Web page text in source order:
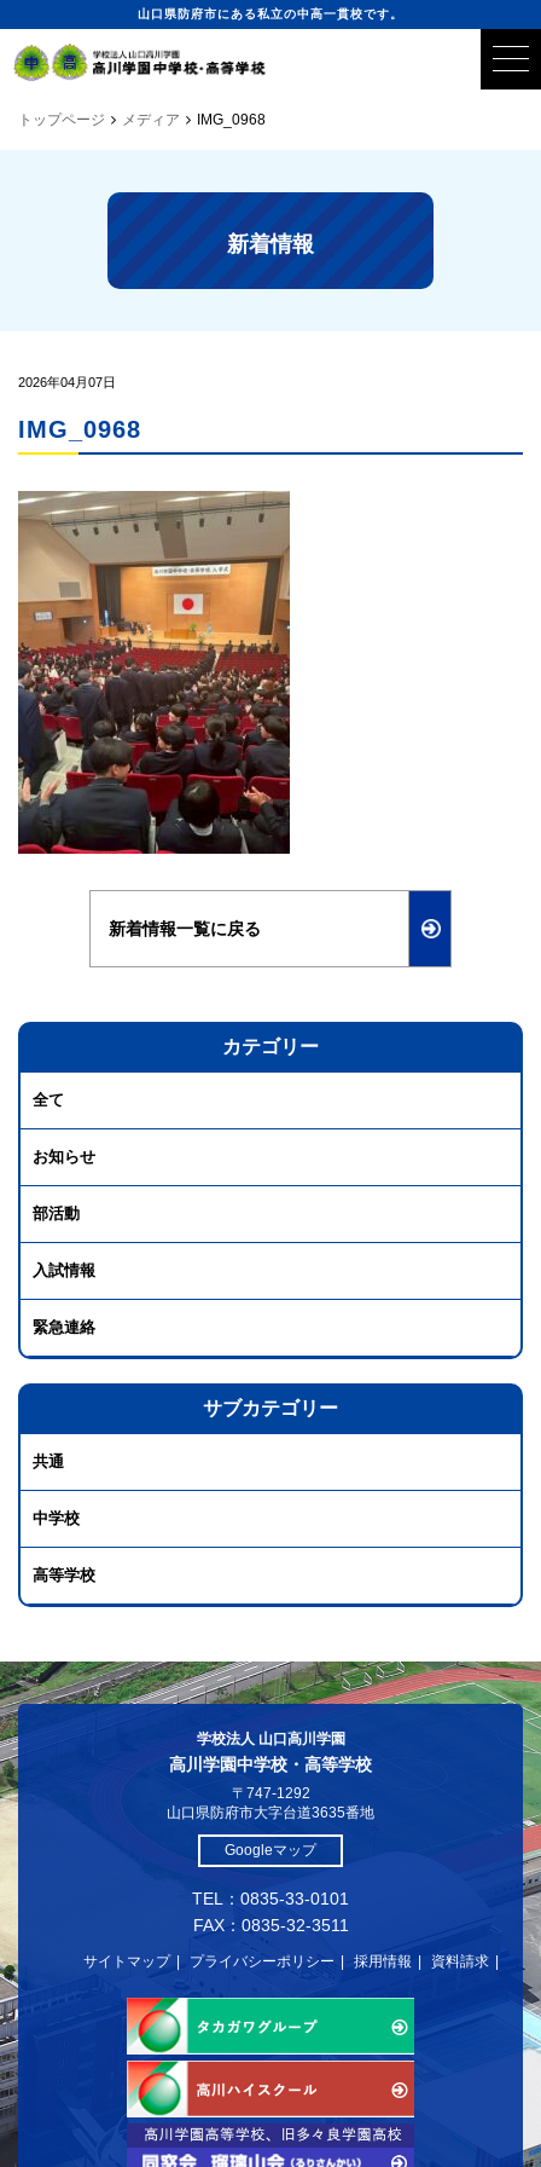
山口県防府市にある私立の中高一貫校です。
トップページ メディア IMG_0968
新着情報
2026年04月07日
IMG_0968
新着情報一覧に戻る
カテゴリー
全て
お知らせ
部活動
入試情報
緊急連絡
サブカテゴリー
共通
中学校
高等学校
学校法人 山口高川学園
高川学園中学校・高等学校
〒747-1292
山口県防府市大字台道3635番地
Googleマップ
TEL：0835-33-0101
FAX：0835-32-3511
サイトマップ プライバシーポリシー 採用情報 資料請求